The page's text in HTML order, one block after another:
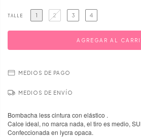
TALLE 1 2 3 4
MEDIOS DE PAGO
MEDIOS DE ENVÍO
Bombacha less cintura con elástico .
Calce ideal, no marca nada, el tiro es medio,
Confeccionada en lycra opaca.